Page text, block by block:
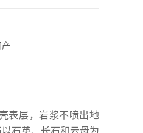
产
表层，岩浆不喷出地
石英、长石和云母为